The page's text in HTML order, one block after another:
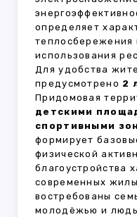
определяет
теплосбережения
использования
Для удобства
предусмотрено 2
Придомовая
детскими
спортивными
формирует
физической
благоустройства
современных
востребованы
молодёжью и